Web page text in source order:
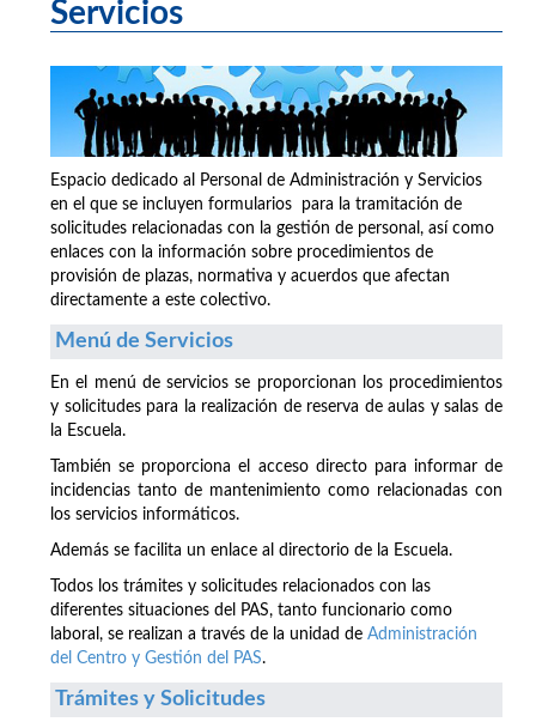
Servicios
Espacio dedicado al Personal de Administración y Servicios
en el que se incluyen formularios para la tramitación de
solicitudes relacionadas con la gestión de personal, así como
enlaces con la información sobre procedimientos de
provisión de plazas, normativa y acuerdos que afectan
directamente a este colectivo.
Menú de Servicios
En el menú de servicios se proporcionan los procedimientos
y solicitudes para la realización de reserva de aulas y salas de
la Escuela.
También se proporciona el acceso directo para informar de
incidencias tanto de mantenimiento como relacionadas con
los servicios informáticos.
Además se facilita un enlace al directorio de la Escuela.
Todos los trámites y solicitudes relacionados con las
diferentes situaciones del PAS, tanto funcionario como
laboral, se realizan a través de la unidad de Administración
del Centro y Gestión del PAS.
Trámites y Solicitudes